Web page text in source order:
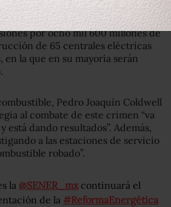
39 empresas nuevas
eléctrico nacional que han
por ocho mil 600 millones de
de 65 centrales eléctricas
en la que en su mayoría serán
Pedro Joaquín Coldwell
al combate de este crimen “va
dando resultados”. Además,
a las estaciones de servicio
robado”.
la @SENER_mx continuará el
de la #ReformaEnergética